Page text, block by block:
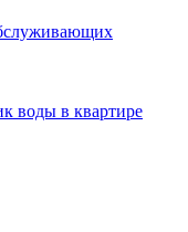
воды в квартире